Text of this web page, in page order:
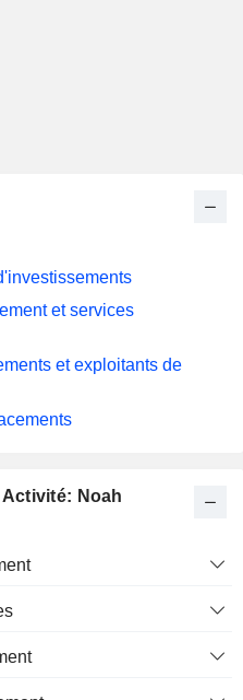
Noah
et services
et exploitants de